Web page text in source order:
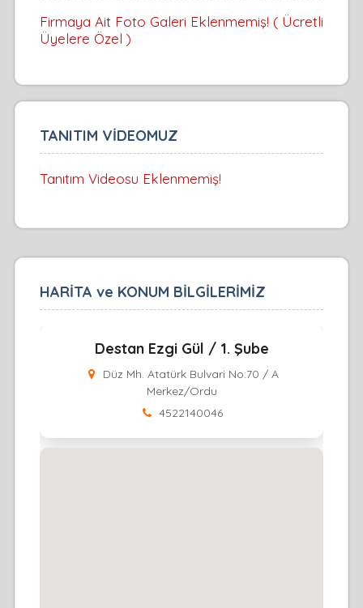
Firmaya Ait Foto Galeri Eklenmemiş! ( Ücretli
Üyelere Özel )
TANITIM VİDEOMUZ
Tanıtım Videosu Eklenmemiş!
HARİTA ve KONUM BİLGİLERİMİZ
Destan Ezgi Gül / 1. Şube
Düz Mh. Atatürk Bulvari No:70 / A
Merkez/Ordu
4522140046